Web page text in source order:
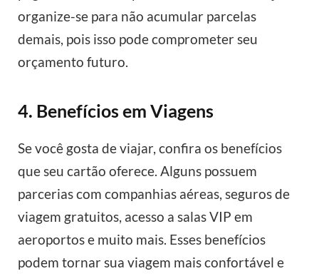
organize-se para não acumular parcelas
demais, pois isso pode comprometer seu
orçamento futuro.
4. Benefícios em Viagens
Se você gosta de viajar, confira os benefícios
que seu cartão oferece. Alguns possuem
parcerias com companhias aéreas, seguros de
viagem gratuitos, acesso a salas VIP em
aeroportos e muito mais. Esses benefícios
podem tornar sua viagem mais confortável e